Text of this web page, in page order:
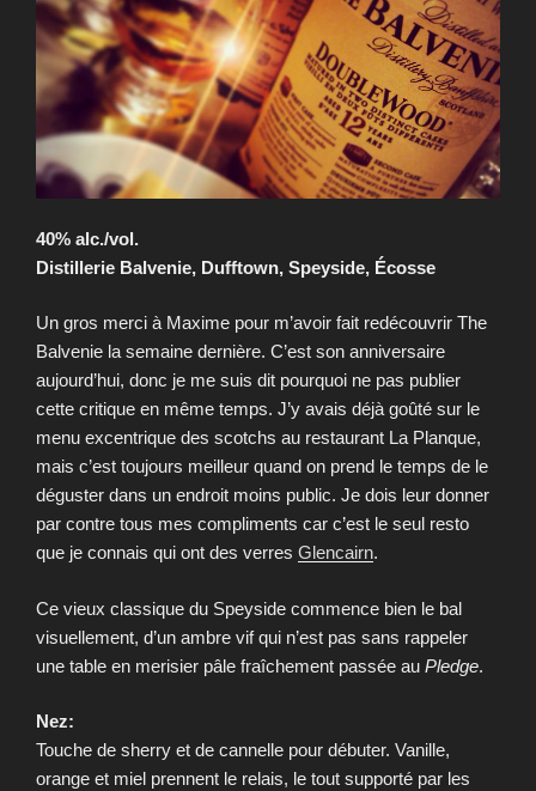
40% alc./vol.
Distillerie Balvenie, Dufftown, Speyside, Écosse
Un gros merci à Maxime pour m’avoir fait redécouvrir The
Balvenie la semaine dernière. C’est son anniversaire
aujourd’hui, donc je me suis dit pourquoi ne pas publier
cette critique en même temps. J’y avais déjà goûté sur le
menu excentrique des scotchs au restaurant La Planque,
mais c’est toujours meilleur quand on prend le temps de le
déguster dans un endroit moins public. Je dois leur donner
par contre tous mes compliments car c’est le seul resto
que je connais qui ont des verres Glencairn.
Ce vieux classique du Speyside commence bien le bal
visuellement, d’un ambre vif qui n’est pas sans rappeler
une table en merisier pâle fraîchement passée au Pledge.
Nez:
Touche de sherry et de cannelle pour débuter. Vanille,
orange et miel prennent le relais, le tout supporté par les